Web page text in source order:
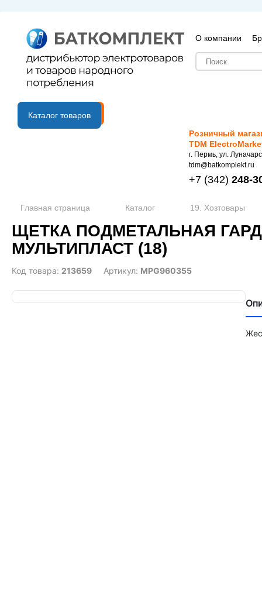
О компании
B2B портал
Каталог товаров
Розничный
TDM
г. Пермь, ул.
tdm@batkomplekt.ru
+7 (342) 248-
Главная страница Каталог 19. Хозтовары
ЩЕТКА ПОДМЕТАЛЬНАЯ
МУЛЬТИПЛАСТ (18)
Код товара: 213659 Артикул: MPG960355